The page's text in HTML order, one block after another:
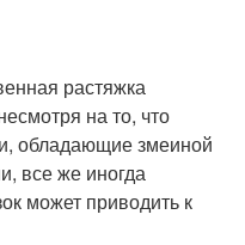
растяжка
на то, что
обладающие змеиной
все же иногда
может приводить к